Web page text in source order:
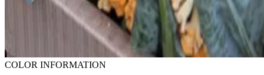
COLOR INFORMATION